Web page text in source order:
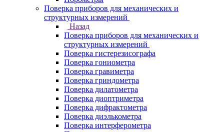
Поверка приборов для механических и
структурных измерений
Назад
Поверка приборов для механических и
структурных измерений
Поверка гистерезисографа
Поверка гониометра
Поверка гравиметра
Поверка гриндометра
Поверка дилатометра
Поверка диоптриметра
Поверка дифрактометра
Поверка диэлькометра
Поверка интерферометра